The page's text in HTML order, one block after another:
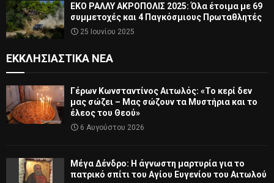
ΕΚΟ ΡΑΛΛΥ ΑΚΡΟΠΟΛΙΣ 2025: Όλα έτοιμα με 69
συμμετοχές και 4 Παγκόσμιους Πρωταθλητές
25 Ιουνίου 2025
ΕΚΚΛΗΣΙΑΣΤΙΚΆ ΝΈΑ
Γέρων Κωνσταντίνος Αιτωλός: «Το κερί δεν
μας σώζει – Μας σώζουν τα Μυστήρια και το
έλεος του Θεού»
6 Αυγούστου 2026
Μέγα Δένδρο: Η άγνωστη μαρτυρία για το
πατρικό σπίτι του Αγίου Ευγενίου του Αιτωλού